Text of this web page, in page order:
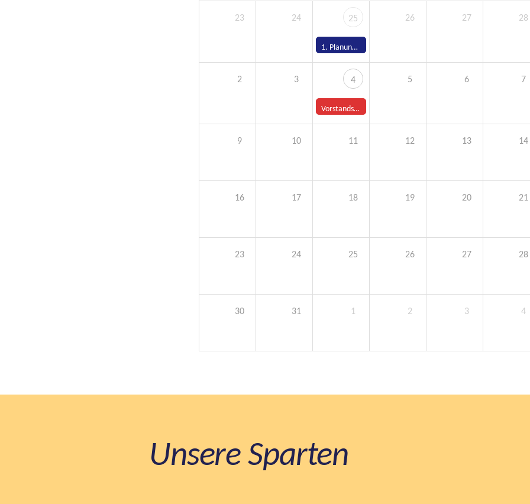
23 24 25
1. Planungstreffen Kinder- und Jugendfest
26 27 28
2 3 4
Vorstandssitzung
5 6 7
9 10 11 12 13 14
16 17 18 19 20 21
23 24 25 26 27 28
30 31 1 2 3 4
Unsere Sparten